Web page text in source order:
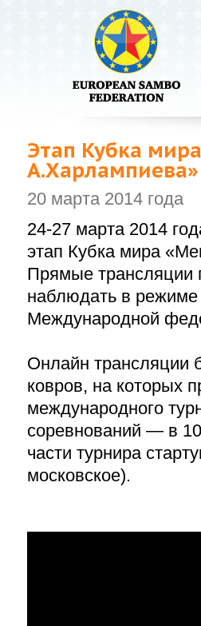
Этап Кубка
А.Харлампиева»
20 марта 2014 года
24-27 марта 2014
этап Кубка мира
Прямые трансляции
наблюдать в
Международной
Онлайн трансляции
ковров, на которых
международного
соревнований — в
части турнира
московское).